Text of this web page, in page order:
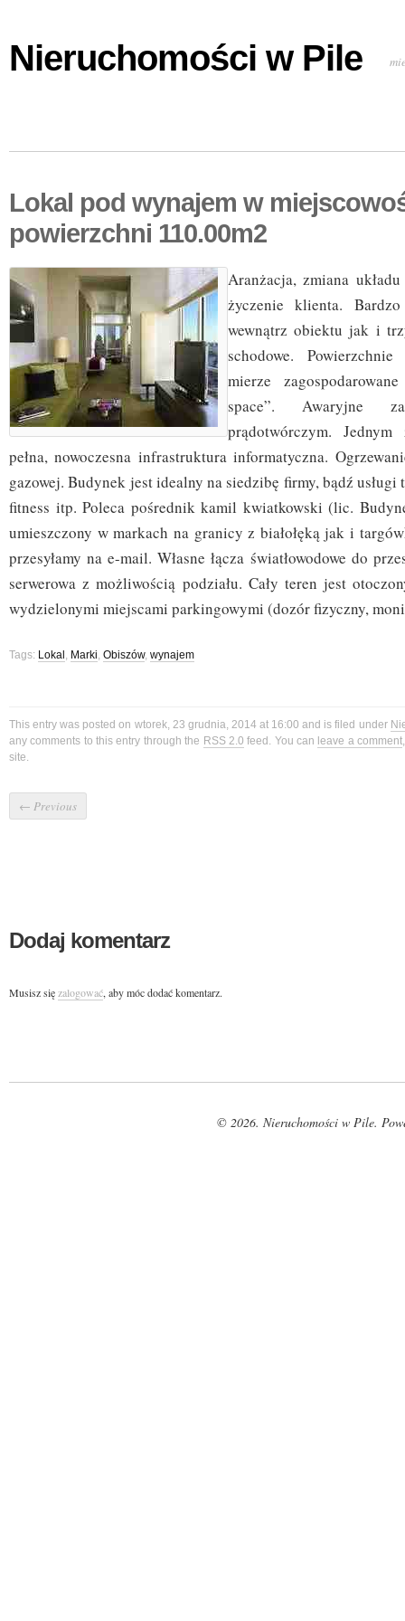
Nieruchomości w Pile
Lokal pod wynajem w
powierzchni 110.00m2
Aranżacja, zmiana
życzenie klienta.
wewnątrz obiektu jak i
schodowe.
mierze
space”. Awaryjne
prądotwórczym.
pełna, nowoczesna infrastruktura informatyczna.
gazowej. Budynek jest idealny na siedzibę firmy, bądź usługi
fitness itp. Poleca pośrednik kamil kwiatkowski (lic.
umieszczony w markach na granicy z białołęką jak i
przesyłamy na e-mail. Własne łącza światłowodowe do
serwerowa z możliwością podziału. Cały teren jest
wydzielonymi miejscami parkingowymi (dozór fizyczny,
Tags: Lokal , Marki, Obiszów, wynajem
This entry was posted on wtorek, 23 grudnia, 2014 at 16:00 and is filed under
any comments to this entry through the RSS 2.0 feed. You can leave a comment
site.
← Previous
Dodaj komentarz
Musisz sięzalogować, aby móc dodać komentarz.
© 2026. Nieruchomości w Pile.